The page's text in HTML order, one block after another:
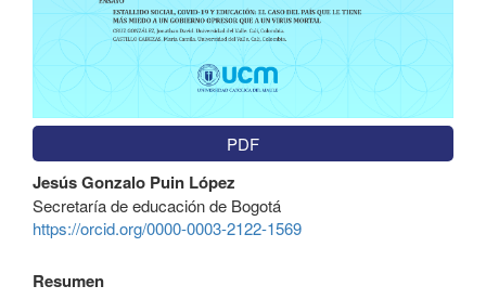
PDF
Contenido
principal
del
artículo
Jesús Gonzalo Puin López
Secretaría de educación de Bogotá
https://orcid.org/0000-0003-2122-1569
Resumen